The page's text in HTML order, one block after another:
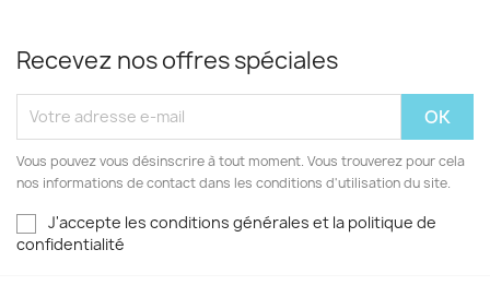
Recevez nos offres spéciales
Vous pouvez vous désinscrire à tout moment. Vous trouverez pour cela
nos informations de contact dans les conditions d'utilisation du site.
J'accepte les conditions générales et la politique de
confidentialité